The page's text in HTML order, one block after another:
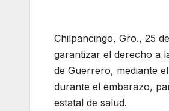
Chilpancingo, Gro., 25
garantizar el derecho a
de Guerrero, mediante
durante el embarazo,
estatal de salud.